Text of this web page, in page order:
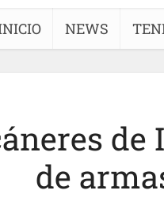
NEWS
de